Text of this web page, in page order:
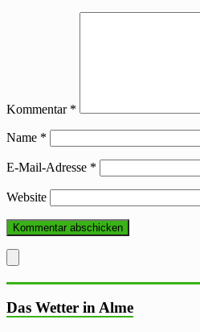
Kommentar *
Name *
E-Mail-Adresse *
Website
Das Wetter in Alme